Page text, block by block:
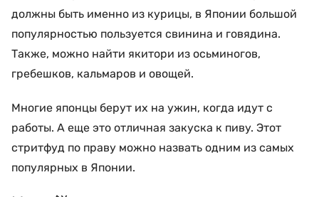
должны быть именно из курицы, в Японии большой
популярностью пользуется свинина и говядина.
Также, можно найти якитори из осьминогов,
гребешков, кальмаров и овощей.
Многие японцы берут их на ужин, когда идут с
работы. А еще это отличная закуска к пиву. Этот
стритфуд по праву можно назвать одним из самых
популярных в Японии.